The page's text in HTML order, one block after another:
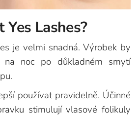
Yes Lashes?
je velmi snadná. Výrobek by
noc po důkladném smytí
používat pravidelně. Účinné
stimulují vlasové folikuly